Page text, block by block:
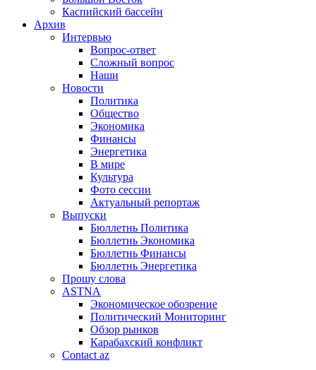
Каспийский бассейн
Архив
Интервью
Вопрос-ответ
Сложный вопрос
Наши
Новости
Политика
Общество
Экономика
Финансы
Энергетика
В мире
Культура
Фото сессии
Актуальный репортаж
Выпуски
Бюллетнь Политика
Бюллетнь Экономика
Бюллетнь Финансы
Бюллетнь Энергетика
Прошу слова
ASTNA
Экономическое обозрение
Политический Мониторинг
Обзор рынков
Карабахский конфликт
Contact az